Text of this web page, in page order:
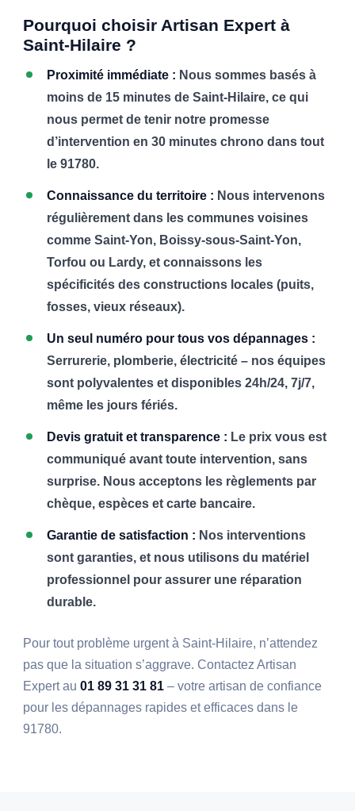
Pourquoi choisir Artisan Expert à
Saint-Hilaire ?
Proximité immédiate : Nous sommes basés à
moins de 15 minutes de Saint-Hilaire, ce qui
nous permet de tenir notre promesse
d’intervention en 30 minutes chrono dans tout
le 91780.
Connaissance du territoire : Nous intervenons
régulièrement dans les communes voisines
comme Saint-Yon, Boissy-sous-Saint-Yon,
Torfou ou Lardy, et connaissons les
spécificités des constructions locales (puits,
fosses, vieux réseaux).
Un seul numéro pour tous vos dépannages :
Serrurerie, plomberie, électricité – nos équipes
sont polyvalentes et disponibles 24h/24, 7j/7,
même les jours fériés.
Devis gratuit et transparence : Le prix vous est
communiqué avant toute intervention, sans
surprise. Nous acceptons les règlements par
chèque, espèces et carte bancaire.
Garantie de satisfaction : Nos interventions
sont garanties, et nous utilisons du matériel
professionnel pour assurer une réparation
durable.
Pour tout problème urgent à Saint-Hilaire, n’attendez
pas que la situation s’aggrave. Contactez Artisan
Expert au01 89 31 31 81 – votre artisan de confiance
pour les dépannages rapides et efficaces dans le
91780.